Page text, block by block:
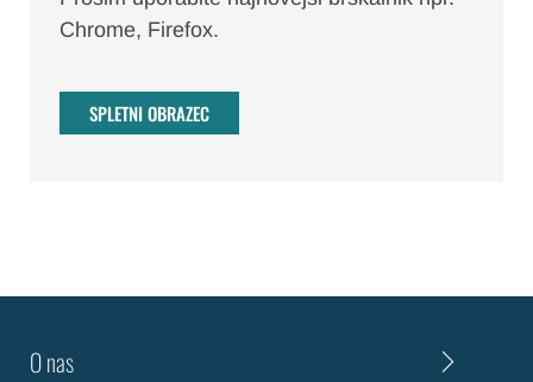
Chrome, Firefox.
SPLETNI OBRAZEC
O nas